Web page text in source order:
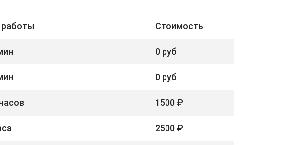
Стоимость
0 руб
0 руб
1500 ₽
2500 ₽